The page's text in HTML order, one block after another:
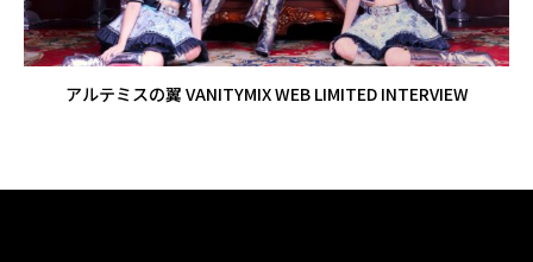
アルテミスの翼 VANITYMIX WEB LIMITED INTERVIEW